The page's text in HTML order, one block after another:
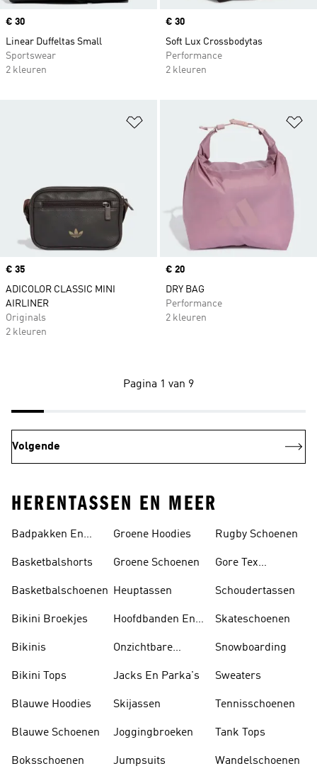
Price
€ 30
Linear Duffeltas Small
Sportswear
2 kleuren
Price
€ 30
Soft Lux Crossbodytas
Performance
2 kleuren
Op verlanglijst zetten
Price
€ 35
ADICOLOR CLASSIC MINI
AIRLINER
Originals
2 kleuren
Price
€ 20
DRY BAG
Performance
2 kleuren
Pagina 1 van 9
Volgende
HERENTASSEN EN MEER
Badpakken En
Basketbalshorts
Basketbalschoenen
Bikini Broekjes
Bikinis
Bikini Tops
Blauwe Hoodies
Blauwe Schoenen
Boksschoenen
Groene Hoodies
Groene Schoenen
Heuptassen
Hoofdbanden En
Onzichtbare
Jacks En Parka's
Skijassen
Joggingbroeken
Jumpsuits
Rugby Schoenen
Gore Tex
Schoudertassen
Skateschoenen
Snowboarding
Sweaters
Tennisschoenen
Tank Tops
Wandelschoenen